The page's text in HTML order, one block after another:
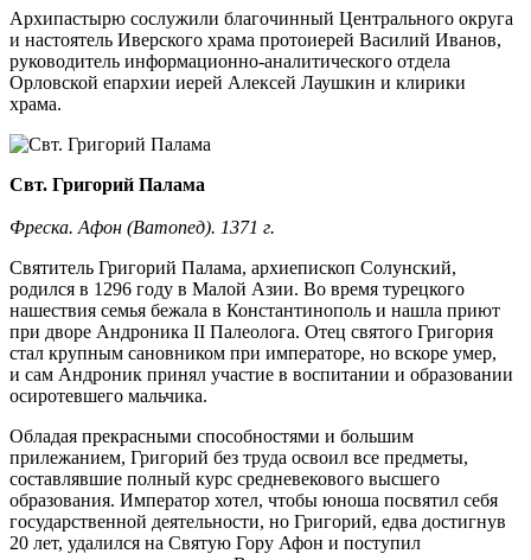
Архипастырю сослужили благочинный Центрального округа
и настоятель Иверского храма протоиерей Василий Иванов,
руководитель информационно-аналитического отдела
Орловской епархии иерей Алексей Лаушкин и клирики
храма.
Свт. Григорий Палама
Фреска. Афон (Ватопед). 1371 г.
Святитель Григорий Палама, архиепископ Солунский,
родился в 1296 году в Малой Азии. Во время турецкого
нашествия семья бежала в Константинополь и нашла приют
при дворе Андроника II Палеолога. Отец святого Григория
стал крупным сановником при императоре, но вскоре умер,
и сам Андроник принял участие в воспитании и образовании
осиротевшего мальчика.
Обладая прекрасными способностями и большим
прилежанием, Григорий без труда освоил все предметы,
составлявшие полный курс средневекового высшего
образования. Император хотел, чтобы юноша посвятил себя
государственной деятельности, но Григорий, едва достигнув
20 лет, удалился на Святую Гору Афон и поступил